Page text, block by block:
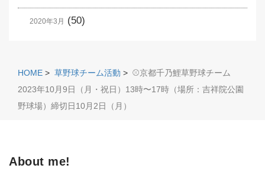
2020年3月 (50)
HOME > 草野球チーム活動 > ⚾️京都千乃鯉草野球チーム
2023年10月9日（月・祝日）13時〜17時（場所：吉祥院公園
野球場）締切日10月2日（月）
About me!